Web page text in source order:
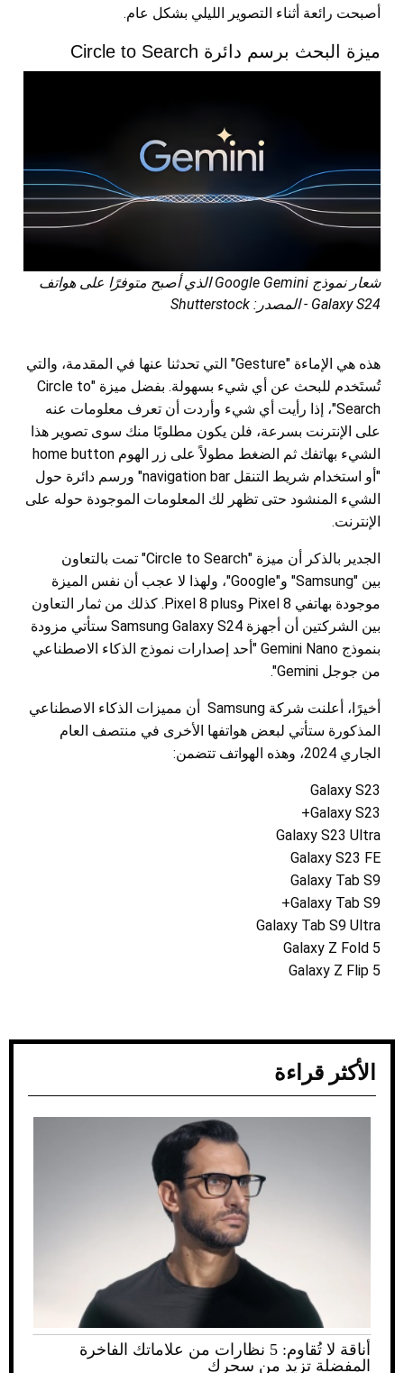
أصبحت رائعة أثناء التصوير الليلي بشكل عام.
ميزة البحث برسم دائرة Circle to Search
شعار نموذج Google Gemini الذي أصبح متوفرًا على هواتف
Galaxy S24 - المصدر: Shutterstock
هذه هي الإماءة "Gesture" التي تحدثنا عنها في المقدمة، والتي
تُستَخدم للبحث عن أي شيء بسهولة. بفضل ميزة "Circle to
Search"، إذا رأيت أي شيء وأردت أن تعرف معلومات عنه
على الإنترنت بسرعة، فلن يكون مطلوبًا منك سوى تصوير هذا
الشيء بهاتفك ثم الضغط مطولاً على زر الهوم home button
"أو استخدام شريط التنقل navigation bar" ورسم دائرة حول
الشيء المنشود حتى تظهر لك المعلومات الموجودة حوله على
الإنترنت.
الجدير بالذكر أن ميزة "Circle to Search" تمت بالتعاون
بين "Samsung" و"Google"، ولهذا لا عجب أن نفس الميزة
موجودة بهاتفي Pixel 8 وPixel 8 plus. كذلك من ثمار التعاون
بين الشركتين أن أجهزة Samsung Galaxy S24 ستأتي مزودة
بنموذج Gemini Nano "أحد إصدارات نموذج الذكاء الاصطناعي
من جوجل Gemini".
أخيرًا، أعلنت شركة Samsung أن مميزات الذكاء الاصطناعي
المذكورة ستأتي لبعض هواتفها الأخرى في منتصف العام
الجاري 2024، وهذه الهواتف تتضمن:
Galaxy S23
Galaxy S23+
Galaxy S23 Ultra
Galaxy S23 FE
Galaxy Tab S9
Galaxy Tab S9+
Galaxy Tab S9 Ultra
Galaxy Z Fold 5
Galaxy Z Flip 5
الأكثر قراءة
أناقة لا تُقاوم: 5 نظارات من علاماتك الفاخرة
المفضلة تزيد من سحرك